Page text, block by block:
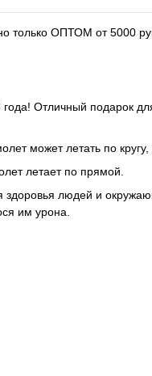
только ОПТОМ от 5000
Отличный подарок
может летать по
летает по прямой.
здоровья людей и
не нанося им урона.